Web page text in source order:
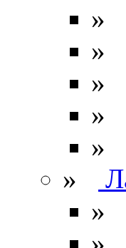
»
»
»
»
»
»
»